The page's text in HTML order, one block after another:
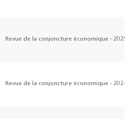
Revue de la conjoncture économique - 2025
Revue de la conjoncture économique - 2024